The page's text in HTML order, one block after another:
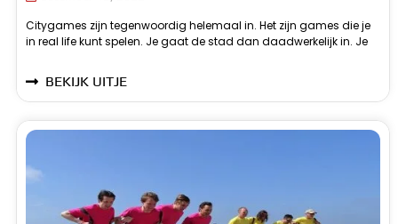
Citygames zijn tegenwoordig helemaal in. Het zijn games die je
in real life kunt spelen. Je gaat de stad dan daadwerkelijk in. Je
speelt de games dus niet thuis vanaf je computer. Dit is voor de
BEKIJK UITJE